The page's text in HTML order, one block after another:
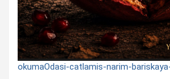
okumaOdasi-catlamis-narim-bariskaya-